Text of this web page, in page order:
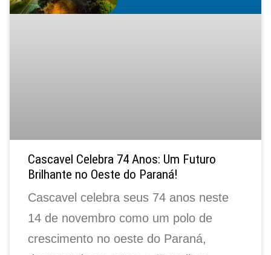
Cascavel Celebra 74 Anos: Um Futuro
Brilhante no Oeste do Paraná!
Cascavel celebra seus 74 anos neste
14 de novembro como um polo de
crescimento no oeste do Paraná,